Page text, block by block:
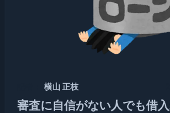
横山 正枝
審査に自信がない人でも借